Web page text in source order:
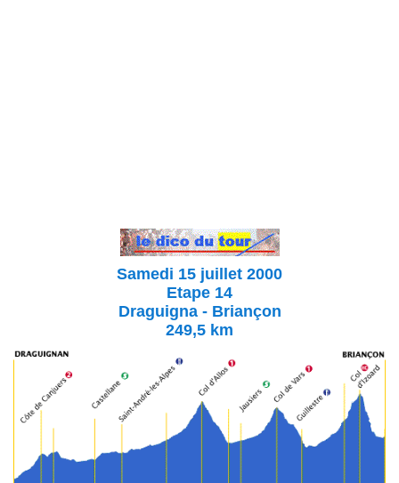
Samedi 15 juillet 2000
Etape 14
Draguigna - Briançon
249,5 km